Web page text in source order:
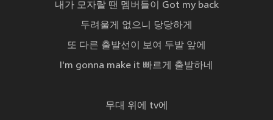
내가 모자랄 땐 멤버들이 Got my back
두려울게 없으니 당당하게
또 다른 출발선이 보여 두발 앞에
I'm gonna make it 빠르게 출발하네
무대 위에 tv에